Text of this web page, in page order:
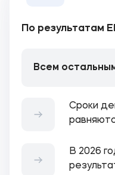
По результатам
Всем
Сроки
В 2026